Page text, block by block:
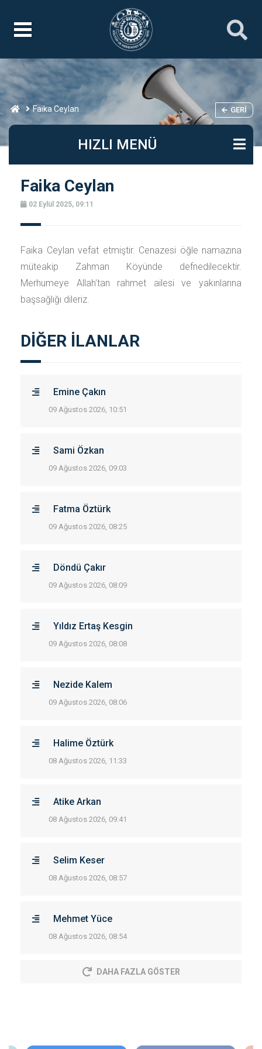
Faika Ceylan GERI
HIZLI MENÜ
Faika Ceylan
02 Eylül 2025, 09:11
Faika Ceylan vefat etmiştir. Cenazesi öğle namazına
müteakip Zahman Köyünde defnedilecektir.
Merhumeye Allah'tan rahmet ailesi ve yakınlarına
başsağlığı dileriz.
DİĞER İLANLAR
Emine Çakın
09 Ağustos 2026, 10:51
Sami Özkan
09 Ağustos 2026, 09:03
Fatma Öztürk
09 Ağustos 2026, 08:25
Döndü Çakır
09 Ağustos 2026, 08:09
Yıldız Ertaş Kesgin
09 Ağustos 2026, 08:08
Nezide Kalem
09 Ağustos 2026, 08:06
Halime Öztürk
08 Ağustos 2026, 11:33
Atike Arkan
08 Ağustos 2026, 09:41
Selim Keser
08 Ağustos 2026, 08:57
Mehmet Yüce
08 Ağustos 2026, 08:54
DAHA FAZLA GÖSTER